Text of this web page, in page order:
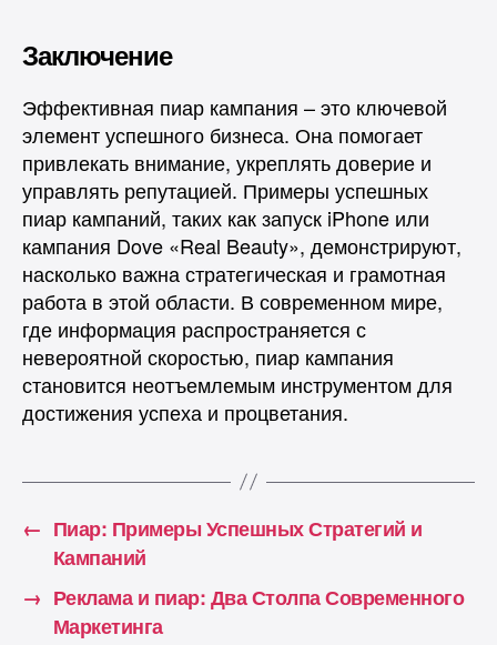
Заключение
Эффективная пиар кампания – это ключевой
элемент успешного бизнеса. Она помогает
привлекать внимание, укреплять доверие и
управлять репутацией. Примеры успешных
пиар кампаний, таких как запуск iPhone или
кампания Dove «Real Beauty», демонстрируют,
насколько важна стратегическая и грамотная
работа в этой области. В современном мире,
где информация распространяется с
невероятной скоростью, пиар кампания
становится неотъемлемым инструментом для
достижения успеха и процветания.
← Пиар: Примеры Успешных Стратегий и
Кампаний
→ Реклама и пиар: Два Столпа Современного
Маркетинга